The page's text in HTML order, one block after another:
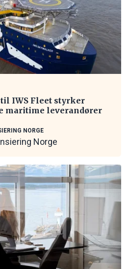
IWS Fleet styrker
maritime leverandører
NORGE
Norge